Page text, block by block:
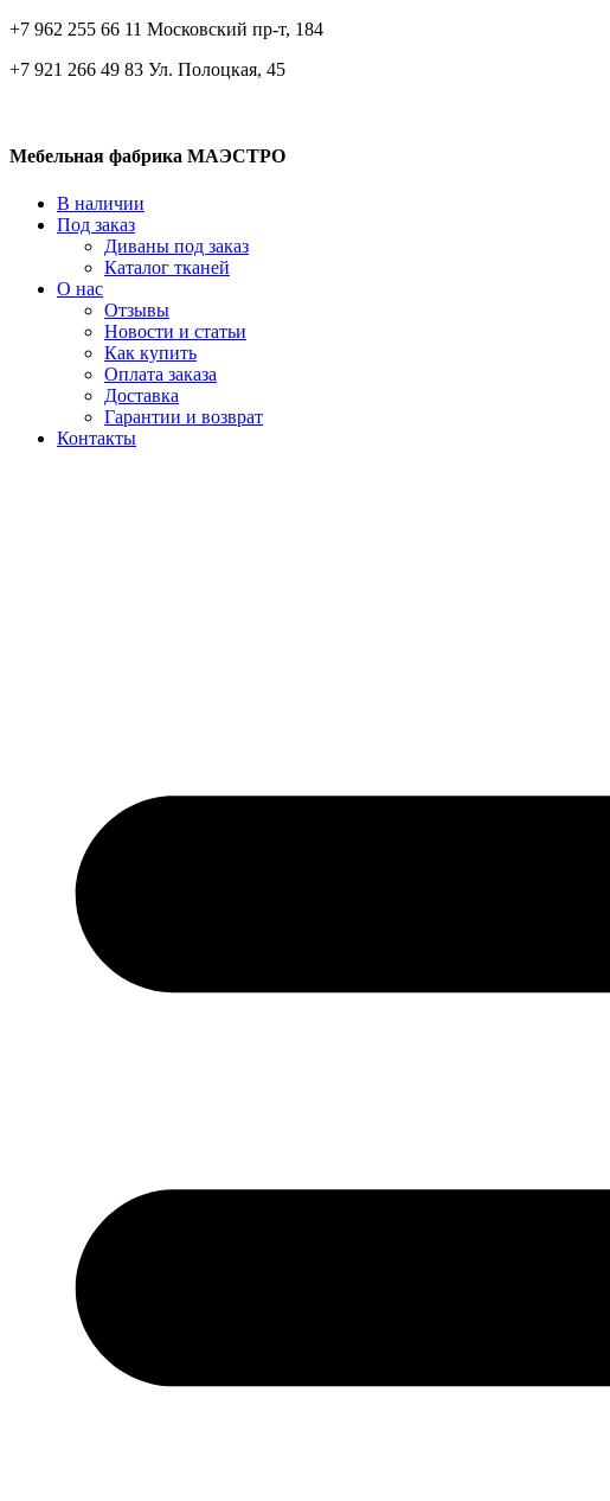
+7 962 255 66 11 Московский пр-т, 184
+7 921 266 49 83 Ул. Полоцкая, 45
Мебельная фабрика МАЭСТРО
В наличии
Под заказ
Диваны под заказ
Каталог тканей
О нас
Отзывы
Новости и статьи
Как купить
Оплата заказа
Доставка
Гарантии и возврат
Контакты